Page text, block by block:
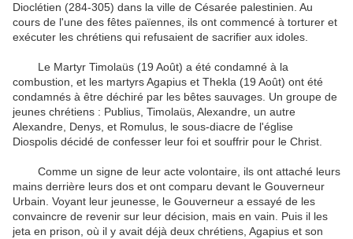
Dioclétien (284-305) dans la ville de Césarée palestinien Au
cours de l'une des fêtes païennes , ils ont commencé à torturer et
exécuter les chrétiens qui refusaient de sacrifier aux idoles
Le Martyr Timolaüs (19 Août) a été condamné à la
combustion et les martyrsAgapius et Thekla (19 Août) ont été
condamnés à être déchiré par les bêtes sauvages Un groupe de
jeunes chrétiens : Publius Timolaüs Alexandre , un autre
Alexandre Denys et Romulus le sous-diacre de l'église
Diospolis décidé de confesser leur foi et souffrir pour le Christ
Comme un signe de leur acte volontaire , ils ont attaché leurs
mains derrière leurs dos et ont comparu devant le Gouverneur
Urbain Voyant leur jeunesse le Gouverneur a essayé de les
convaincre de revenir sur leur décision mais en vain Puis il les
jeta en prison où il y avait déjà deux chrétiens Agapius et son